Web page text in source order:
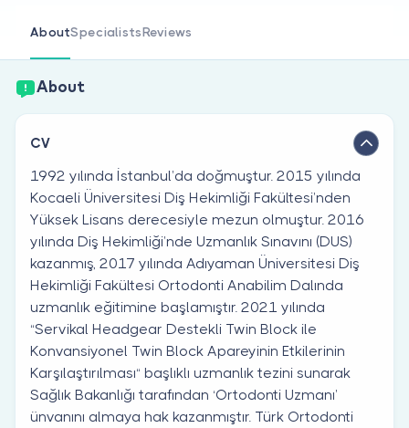
AboutSpecialistsReviews
About
CV
1992 yılında İstanbul’da doğmuştur. 2015 yılında
Kocaeli Üniversitesi Diş Hekimliği Fakültesi’nden
Yüksek Lisans derecesiyle mezun olmuştur. 2016
yılında Diş Hekimliği’nde Uzmanlık Sınavını (DUS)
kazanmış, 2017 yılında Adıyaman Üniversitesi Diş
Hekimliği Fakültesi Ortodonti Anabilim Dalında
uzmanlık eğitimine başlamıştır. 2021 yılında
“Servikal Headgear Destekli Twin Block ile
Konvansiyonel Twin Block Apareyinin Etkilerinin
Karşılaştırılması“ başlıklı uzmanlık tezini sunarak
Sağlık Bakanlığı tarafından ‘Ortodonti Uzmanı’
ünvanını almaya hak kazanmıştır. Türk Ortodonti